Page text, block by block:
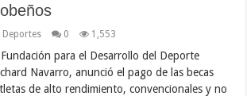
Deportes 0 1,553
para el Desarrollo del Deporte
Navarro, anunció el pago de las becas
de alto rendimiento, convencionales y no